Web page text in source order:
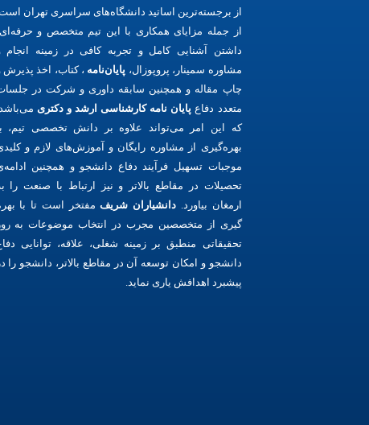
از برجسته‌ترین اساتید دانشگاه‌های سراسری تهران
از جمله مزایای همکاری با این تیم متخصص و
داشتن آشنایی کامل و تجربه کافی در زمینه انجام
مشاوره سمینار، پروپوزال، پایان‌نامه ، کتاب، اخذ پذیرش
چاپ مقاله و همچنین سابقه داوری و شرکت در
متعدد دفاع پایان نامه کارشناسی ارشد و دکتری
که این امر می‌تواند علاوه بر دانش تخصصی تیم،
بهره‌گیری از مشاوره رایگان و آموزش‌های لازم و
موجبات تسهیل فرآیند دفاع دانشجو و همچنین
تحصیلات در مقاطع بالاتر و نیز ارتباط با صنعت را
ارمغان بیاورد. دانشیاران شریفمفتخر است تا با
گیری از متخصصین مجرب در انتخاب موضوعات به روز
تحقیقاتی منطبق بر زمینه شغلی، علاقه، توانایی
دانشجو و امکان توسعه آن در مقاطع بالاتر، دانشجو را در
پیشبرد اهدافش یاری نماید.